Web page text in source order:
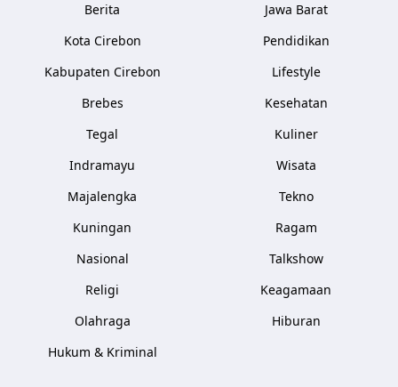
Berita
Kota Cirebon
Kabupaten Cirebon
Brebes
Tegal
Indramayu
Majalengka
Kuningan
Nasional
Religi
Olahraga
Hukum & Kriminal
Jawa Barat
Pendidikan
Lifestyle
Kesehatan
Kuliner
Wisata
Tekno
Ragam
Talkshow
Keagamaan
Hiburan